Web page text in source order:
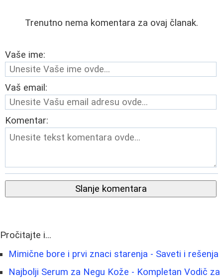
Trenutno nema komentara za ovaj članak.
Vaše ime:
Vaš email:
Komentar:
Slanje komentara
Pročitajte i...
Mimične bore i prvi znaci starenja - Saveti i rešenja
Najbolji Serum za Negu Kože - Kompletan Vodič za